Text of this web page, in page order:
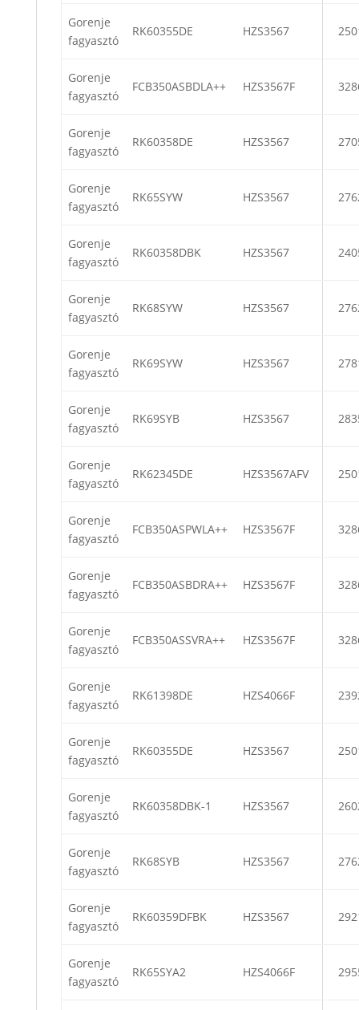
Gorenje
fagyasztó
RK60355DE HZS3567
Gorenje
fagyasztó
FCB350ASBDLA++ HZS3567F
Gorenje
fagyasztó
RK60358DE HZS3567
Gorenje
fagyasztó
RK65SYW HZS3567
Gorenje
fagyasztó
RK60358DBK HZS3567
Gorenje
fagyasztó
RK68SYW HZS3567
Gorenje
fagyasztó
RK69SYW HZS3567
Gorenje
fagyasztó
RK69SYB HZS3567
Gorenje
fagyasztó
RK62345DE HZS3567AFV
Gorenje
fagyasztó
FCB350ASPWLA++ HZS3567F
Gorenje
fagyasztó
FCB350ASBDRA++ HZS3567F
Gorenje
fagyasztó
FCB350ASSVRA++ HZS3567F
Gorenje
fagyasztó
RK61398DE HZS4066F
Gorenje
fagyasztó
RK60355DE HZS3567
Gorenje
fagyasztó
RK60358DBK-1 HZS3567
Gorenje
fagyasztó
RK68SYB HZS3567
Gorenje
fagyasztó
RK60359DFBK HZS3567
Gorenje
fagyasztó
RK65SYA2 HZS4066F